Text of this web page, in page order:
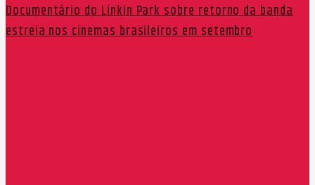
Documentário do Linkin Park sobre retorno da banda
estreia nos cinemas brasileiros em setembro